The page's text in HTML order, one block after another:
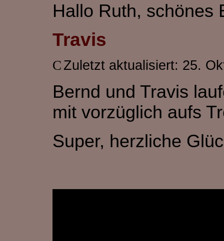
Hallo Ruth, schönes
Travis
Zuletzt aktualisiert: 25.
Bernd und Travis
mit vorzüglich aufs
Super, herzliche